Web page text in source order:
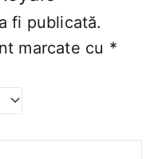
fi publicată.
marcate cu *